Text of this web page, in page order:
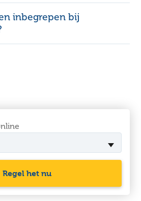
inbegrepen bij
Regel het nu